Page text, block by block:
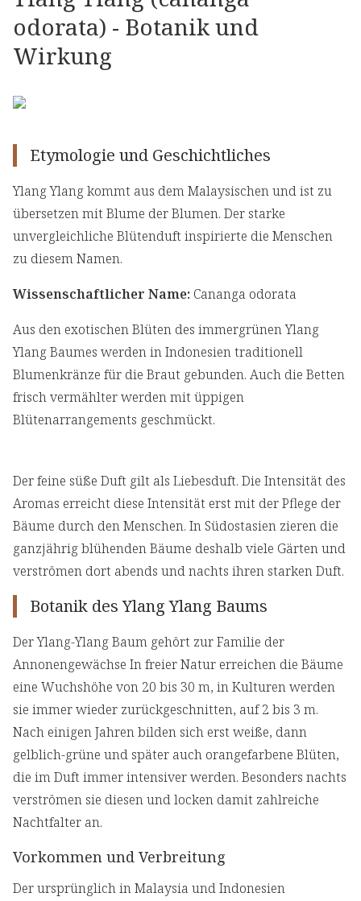
odorata) - Botanik und
Wirkung
Etymologie und Geschichtliches
Ylang Ylang kommt aus dem Malaysischen und ist zu
übersetzen mit Blume der Blumen. Der starke
unvergleichliche Blütenduft inspirierte die Menschen
zu diesem Namen.
Wissenschaftlicher Name: Cananga odorata
Aus den exotischen Blüten des immergrünen Ylang
Ylang Baumes werden in Indonesien traditionell
Blumenkränze für die Braut gebunden. Auch die Betten
frisch vermählter werden mit üppigen
Blütenarrangements geschmückt.
Der feine süße Duft gilt als Liebesduft. Die Intensität des
Aromas erreicht diese Intensität erst mit der Pflege der
Bäume durch den Menschen. In Südostasien zieren die
ganzjährig blühenden Bäume deshalb viele Gärten und
verströmen dort abends und nachts ihren starken Duft.
Botanik des Ylang Ylang Baums
Der Ylang-Ylang Baum gehört zur Familie der
Annonengewächse In freier Natur erreichen die Bäume
eine Wuchshöhe von 20 bis 30 m, in Kulturen werden
sie immer wieder zurückgeschnitten, auf 2 bis 3 m.
Nach einigen Jahren bilden sich erst weiße, dann
gelblich-grüne und später auch orangefarbene Blüten,
die im Duft immer intensiver werden. Besonders nachts
verströmen sie diesen und locken damit zahlreiche
Nachtfalter an.
Vorkommen und Verbreitung
Der ursprünglich in Malaysia und Indonesien